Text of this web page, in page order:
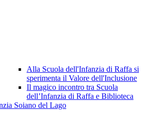
Alla Scuola dell'Infanzia di Raffa si
sperimenta il Valore dell'Inclusione
Il magico incontro tra Scuola
dell’Infanzia di Raffa e Biblioteca
Soiano del Lago